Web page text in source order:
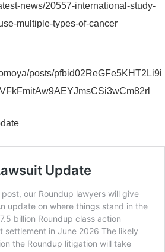
news/20557-international-study-
multiple-types-of-cancer
posts/pfbid02ReGFe5KHT2Li9i